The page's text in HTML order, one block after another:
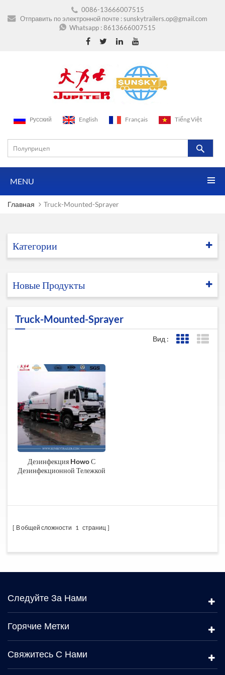
0086-13666007515
Отправить по электронной почте :sunskytrailers.op@gmail.com
Whatsapp :8613666007515
Pусский English Français Tiếng Việt
MENU
Главная Truck-Mounted-Sprayer
Категории
Новые Продукты
Truck-Mounted-Sprayer
Вид :
Дезинфекция Howo С
Дезинфекционной Тележкой
В общей сложности 1 страниц
Следуйте За Нами
Горячие Метки
Свяжитесь С Нами